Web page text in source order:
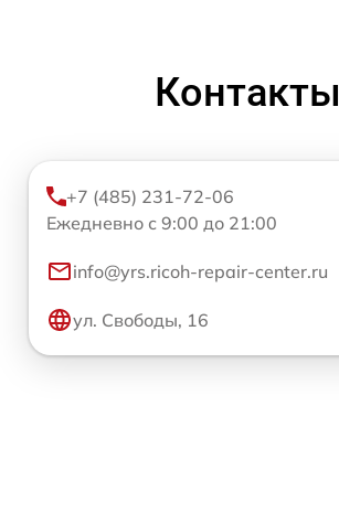
Контакты
+7 (485) 231-72-06
Ежедневно с 9:00 до 21:00
info@yrs.ricoh-repair-center.ru
ул. Свободы, 16